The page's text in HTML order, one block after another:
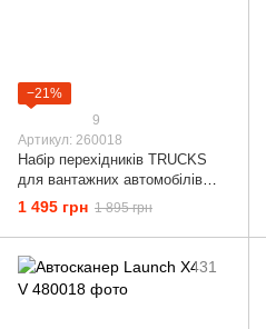
−21%
9
Артикул: 260018
Набір перехідників TRUCKS
для вантажних автомобілів
(premium)
1 495 грн 1 895 грн